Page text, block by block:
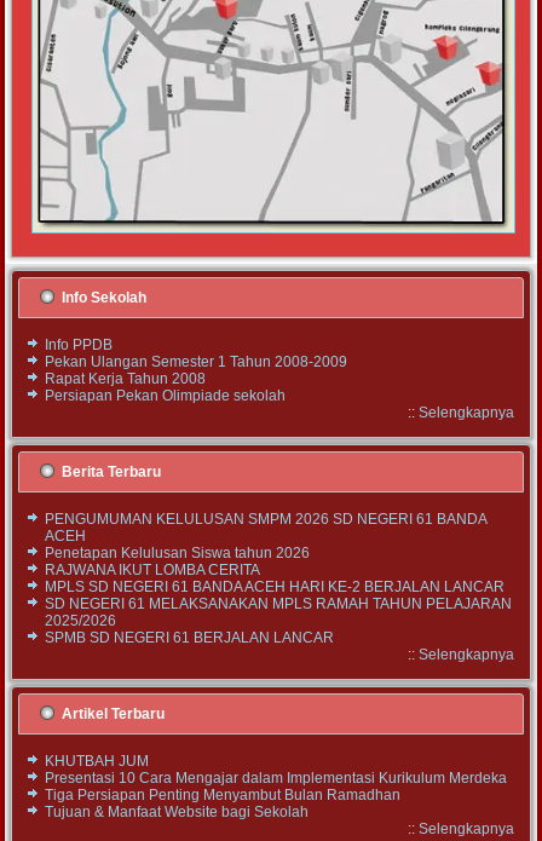
Info Sekolah
Info PPDB
Pekan Ulangan Semester 1 Tahun 2008-2009
Rapat Kerja Tahun 2008
Persiapan Pekan Olimpiade sekolah
:: Selengkapnya
Berita Terbaru
PENGUMUMAN KELULUSAN SMPM 2026 SD NEGERI 61 BANDA
ACEH
Penetapan Kelulusan Siswa tahun 2026
RAJWANA IKUT LOMBA CERITA
MPLS SD NEGERI 61 BANDA ACEH HARI KE-2 BERJALAN LANCAR
SD NEGERI 61 MELAKSANAKAN MPLS RAMAH TAHUN PELAJARAN
2025/2026
SPMB SD NEGERI 61 BERJALAN LANCAR
:: Selengkapnya
Artikel Terbaru
KHUTBAH JUM
Presentasi 10 Cara Mengajar dalam Implementasi Kurikulum Merdeka
Tiga Persiapan Penting Menyambut Bulan Ramadhan
Tujuan & Manfaat Website bagi Sekolah
:: Selengkapnya